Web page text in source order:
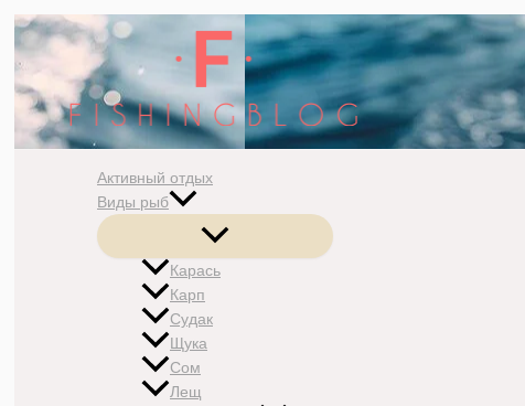
Перейти
содержимому
Активный отдых
Виды рыб
Переключатель
меню
Карась
Карп
Судак
Щука
Сом
Лещ